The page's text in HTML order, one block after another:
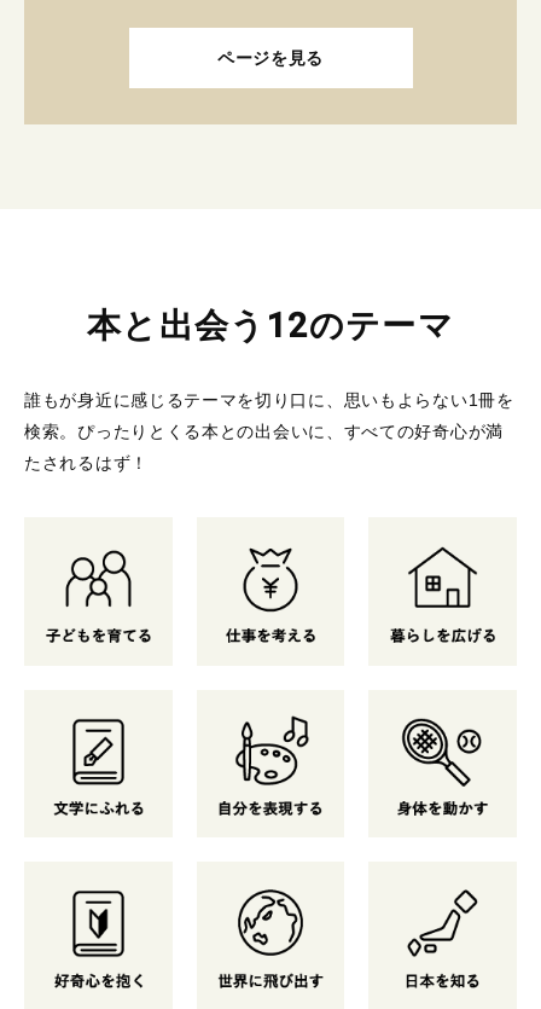
ページを見る
本と出会う12のテーマ
誰もが身近に感じるテーマを切り口に、思いもよらない1冊を
検索。 ぴったりとくる本との出会いに、すべての好奇心が満
たされるはず！